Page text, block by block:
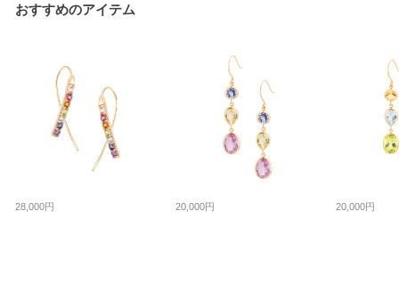
おすすめのアイテム
28,000円 20,000円 20,000円